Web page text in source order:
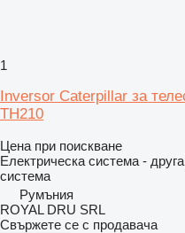
1
Inversor Caterpillar за
TH210
Цена при поискване
Електрическа система -
система
Румъния
ROYAL DRU SRL
Свържете се с продавача